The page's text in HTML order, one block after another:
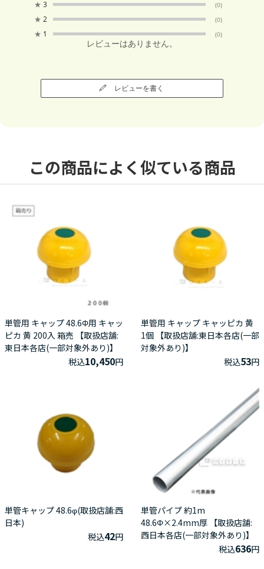
★ 3 (0)
★ 2 (0)
★ 1 (0)
レビューはありません。
レビューを書く
この商品によく似ている商品
単管用 キャップ 48.6Φ用 キャッ
ピカ 黄 200入 箱売 【取扱店舗:
東日本各店(一部対象外あり)】
税込10,450円
単管用 キャップ キャッピカ 黄
1個 【取扱店舗:東日本各店(一部
対象外あり)】
税込53円
単管キャップ 48.6φ(取扱店舗:西
日本)
税込42円
単管パイプ 約1m
48.6Φ×2.4mm厚 【取扱店舗:
西日本各店(一部対象外あり)】
税込636円